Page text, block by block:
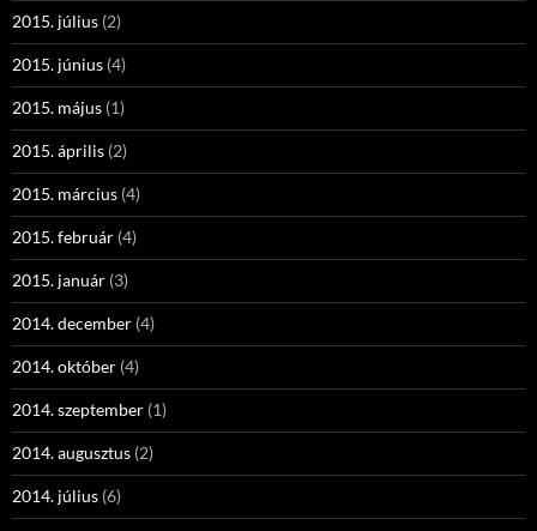
2015. július (2)
2015. június (4)
2015. május (1)
2015. április (2)
2015. március (4)
2015. február (4)
2015. január (3)
2014. december (4)
2014. október (4)
2014. szeptember (1)
2014. augusztus (2)
2014. július (6)